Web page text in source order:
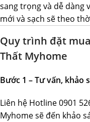
sang trọng và dễ dàng
mới và sạch sẽ theo
Quy trình đặt mua
Thất Myhome
Bước 1 – Tư vấn, khảo
Liên hệ Hotline 0901
Myhome sẽ đến khảo